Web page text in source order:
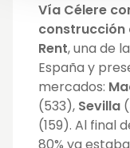
Vía Célere
construcción
Rent, una de
España y
mercados:
(533), Sevilla
(159). Al final